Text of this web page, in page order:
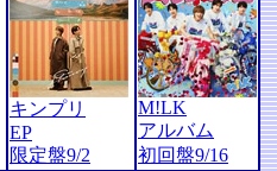
キンプリ
EP
限定盤9/2
M!LK
アルバム
初回盤9/16